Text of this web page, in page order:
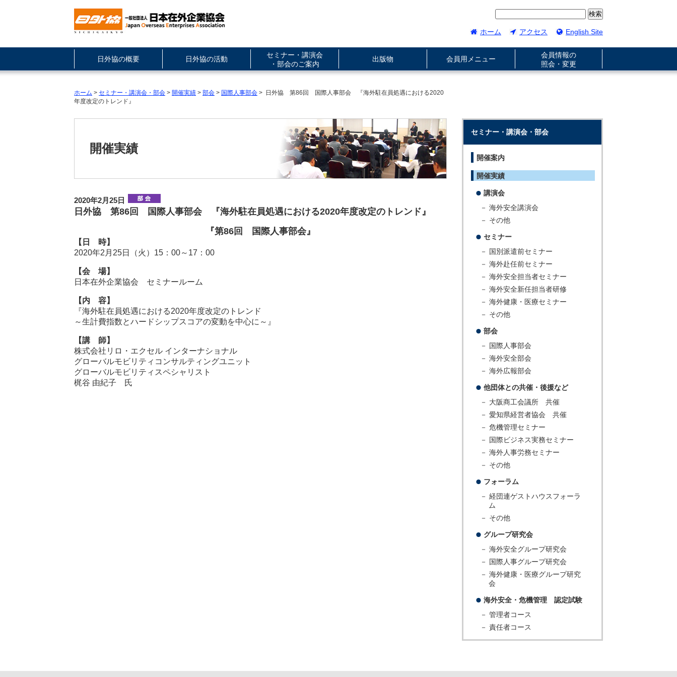
ホーム アクセス English Site
日外協の概要 日外協の活動
セミナー・講演会
・部会のご案内
出版物 会員用メニュー
会員情報の
照会・変更
ホーム > セミナー・講演会・部会 > 開催実績 > 部会 > 国際人事部会 > 日外協 第86回 国際人事部会 『海外駐在員処遇における2020
年度改定のトレンド』
開催実績
2020年2月25日
日外協 第86回 国際人事部会 『海外駐在員処遇における2020年度改定のトレンド』
『第86回 国際人事部会』
【日 時】
2020年2月25日（火）15：00～17：00
【会 場】
日本在外企業協会 セミナールーム
【内 容】
『海外駐在員処遇における2020年度改定のトレンド
～生計費指数とハードシップスコアの変動を中心に～』
【講 師】
株式会社リロ・エクセル インターナショナル
グローバルモビリティコンサルティングユニット
グローバルモビリティスペシャリスト
梶谷 由紀子 氏
セミナー・講演会・部会
開催案内
開催実績
講演会
－ 海外安全講演会
－ その他
セミナー
－ 国別派遣前セミナー
－ 海外赴任前セミナー
－ 海外安全担当者セミナー
－ 海外安全新任担当者研修
－ 海外健康・医療セミナー
－ その他
部会
－ 国際人事部会
－ 海外安全部会
－ 海外広報部会
他団体との共催・後援など
－ 大阪商工会議所 共催
－ 愛知県経営者協会 共催
－ 危機管理セミナー
－ 国際ビジネス実務セミナー
－ 海外人事労務セミナー
－ その他
フォーラム
－ 経団連ゲストハウスフォーラ
ム
－ その他
グループ研究会
－ 海外安全グループ研究会
－ 国際人事グループ研究会
－ 海外健康・医療グループ研究
会
海外安全・危機管理 認定試験
－ 管理者コース
－ 責任者コース